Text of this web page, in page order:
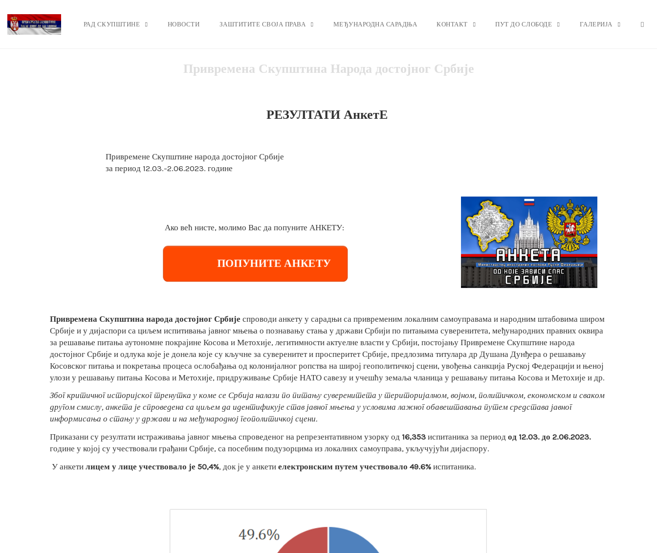
РАД СКУПШТИНЕ НОВОСТИ ЗАШТИТИТЕ СВОЈА ПРАВА МЕЂУНАРОДНА САРАДЊА КОНТАКТ ПУТ ДО СЛОБОДЕ ГАЛЕРИЈА
Привремена Скупштина Народа достојног Србије
РЕЗУЛТАТИ АнкетЕ
Привремене Скупштине народа достојног Србије
за период 12.03.-2.06.2023. године
Ако већ нисте, молимо Вас да попуните АНКЕТУ:
ПОПУНИТЕ АНКЕТУ
Привремена Скупштина народа достојног Србије спроводи анкету у сарадњи са привременим локалним самоуправама и народним штабовима широм
Србије и у дијаспори са циљем испитивања јавног мњења о познавању стања у држави Србији по питањима суверенитета, међународних правних оквира
за решавање питања аутономне покрајине Косова и Метохије, легитимности актуелне власти у Србији, постојању Привремене Скупштине народа
достојног Србије и одлука које је донела које су кључне за суверенитет и просперитет Србије, предлозима титулара др Душана Дунђера о решавању
Косовског питања и покретања процеса ослобађања од колонијалног ропства на широј геополитичкој сцени, увођења санкција Руској Федерацији и њеној
улози у решавању питања Косова и Метохије, придруживање Србије НАТО савезу и учешћу земаља чланица у решавању питања Косова и Метохије и др.
Због критичног историјског тренутка у коме се Србија налази по питању суверенитета у територијалном, војном, политичком, економском и сваком
другом смислу, анкета је спроведена са циљем да идентификује став јавног мњења у условима лажног обавештавања путем средстава јавног
информисања о стању у држави и на међународној геополитичкој сцени.
Приказани су резултати истраживања јавног мњења спроведеног на репрезентативном узорку од 16,353 испитаника за период од 12.03. до 2.06.2023.
године у којој су учествовали грађани Србије, са посебним подузорцима из локалних самоуправа, укључујући дијаспору.
У анкети лицем у лице учествовало је 50,4%, док је у анкети електронским путем учествовало 49.6% испитаника.